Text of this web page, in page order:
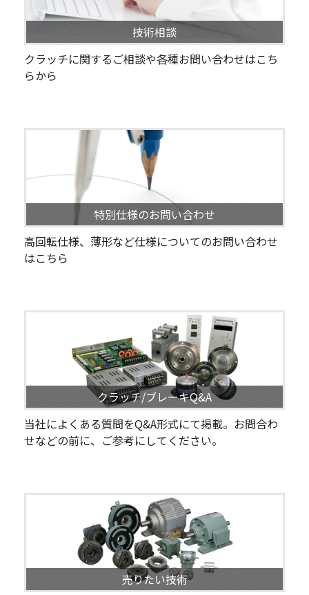
技術相談
クラッチに関するご相談や各種お問い合わせはこち
らから
特別仕様のお問い合わせ
高回転仕様、薄形など仕様についてのお問い合わせ
はこちら
クラッチ/ブレーキQ&A
当社によくある質問をQ&A形式にて掲載。お問合わ
せなどの前に、ご参考にしてください。
売りたい技術